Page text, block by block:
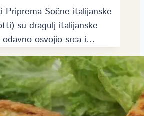
Priprema Sočne italijanske
su dragulj italijanske
osvojio srca i…